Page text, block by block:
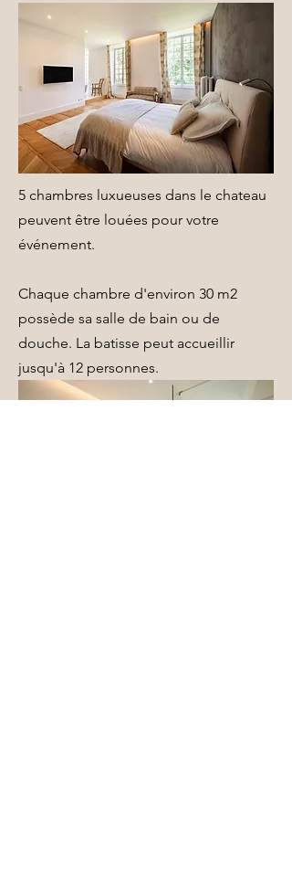
5 chambres luxueuses dans le chateau
peuvent être louées pour votre
événement.
Chaque chambre d'environ 30 m2
possède sa salle de bain ou de
douche. La batisse peut accueillir
jusqu'à 12 personnes.